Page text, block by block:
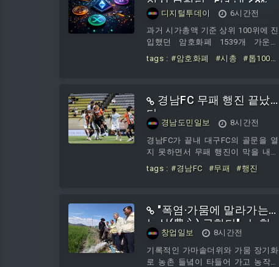
상담실에서 최휘영 문화체육관광부
장관과 정책간담회를 갖고 문화·체육
분야 주요 현안과 협력 과제를 폭넓
게 논의했다. 이날 간담회에는 양 기
관 관계자들이 함께 참석해 지역 문
화정책의 방향과 정부 지원 방안을
이라는 점에서 의미를
안심 못한다…5년 내 62%
'소멸'디지털투데이
6시간전
과거 시가총액 기준 상위 100위에 진
입했던 암호화폐 1539개 가운데
71.9%가 사실상 시장에서 소멸한 것
으로 나타났다.6일 블록체인 매체 코
해 이 같은 조사 결과를 공개했다.크
립토랭크는 주요 거래소에서 상장폐
지됐거나, 하루 거래대금이 90일 이
상 1만달러를 밑돈 경우를 소멸한 암
호화폐로 분류했다. 단순한 가격 하
락이 아니라 거래 지속성과 유동성이
사실상 무너진 상태까지 반영한 기준
tags : #암호화폐 #시총
#톱100
경남FC 무패 행진 끝났
다
경남도민일보
8시간전
경남FC가 끝내 대구FC의 골문을 열
지 못하면서 무패 행진이 막을 내렸
다.경남FC는 7일 창원축구센터에서
대구FC를 상대로 0-1로 패했다.이날
tags : #경남FC #무패 #행진
"폭염·가뭄에 말라가는
농심(農心) 구한다"…농협,
3,000억 긴급 수혈 '범농협
총력전
창업일보
8시간전
기록적인 가마솥더위와 가뭄 장기화
로 농촌 들녘이 타들어 가고 농작물